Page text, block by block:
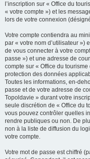
l’inscription sur « Office du
« votre compte ») et les
lors de votre connexion
Votre compte contiendra au
par « votre nom d’utilisateur »)
de vous connecter à votre
passe ») et une adresse de
compte sur « Office du
protection des données
Toutes les informations, en-
passe et de votre adresse de
Topoldavie » durant votre
seule discrétion de « Office du
vous pouvez contrôler quelles
rendre publiques ou non. De
non à la liste de diffusion du
votre compte.
Votre mot de passe est chiffré